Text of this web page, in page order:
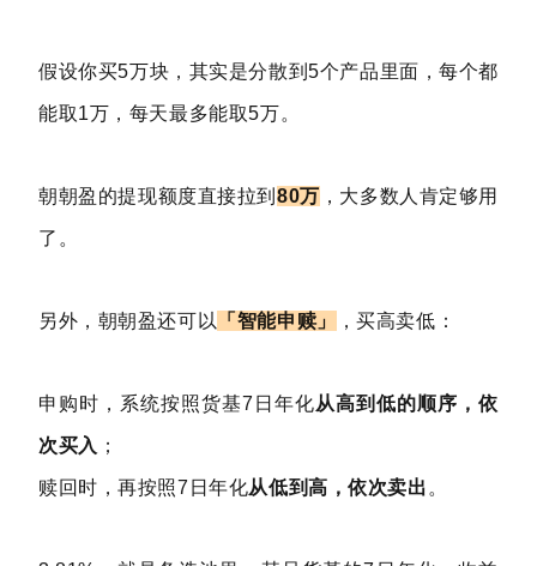
假设你买5万块，其实是分散到5个产品里面，每个都
能取1万，每天最多能取5万。
朝朝盈的提现额度直接拉到80万 ，大多数人肯定够用
了。
另外，朝朝盈还可以 「智能申赎」 ，买高卖低：
申购时，系统按照货基7日年化从高到低的顺序，依
次买入 ；
赎回时，再按照7日年化从低到高，依次卖出 。